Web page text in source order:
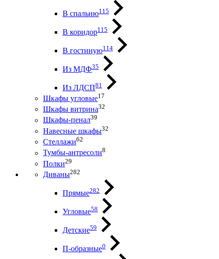
В спальню115
В коридор115
В гостиную114
Из МДФ35
Из ЛДСП81
Шкафы угловые17
Шкафы витрина32
Шкафы-пенал39
Навесные шкафы32
Стеллажи62
Тумбы-антресоли8
Полки29
Диваны282
Прямые282
Угловые58
Детские59
П-образные0